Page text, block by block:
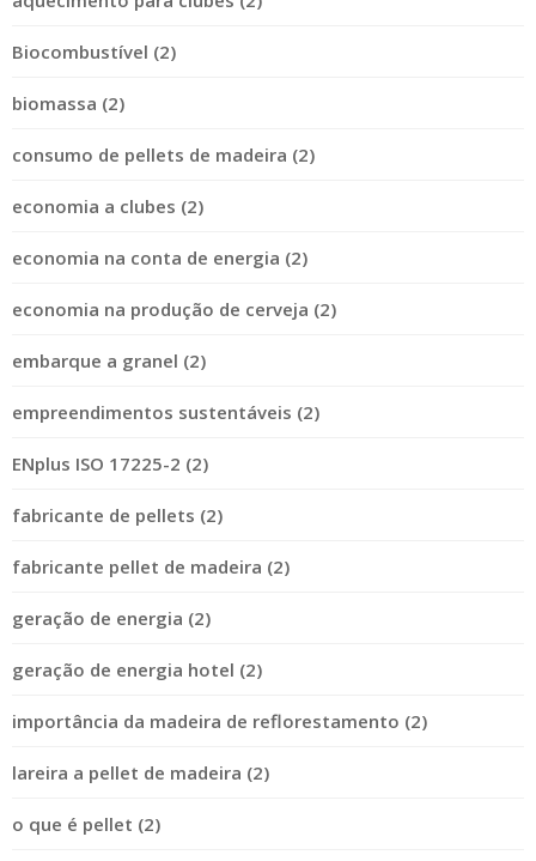
Biocombustível (2)
biomassa (2)
consumo de pellets de madeira (2)
economia a clubes (2)
economia na conta de energia (2)
economia na produção de cerveja (2)
embarque a granel (2)
empreendimentos sustentáveis (2)
ENplus ISO 17225-2 (2)
fabricante de pellets (2)
fabricante pellet de madeira (2)
geração de energia (2)
geração de energia hotel (2)
importância da madeira de reflorestamento (2)
lareira a pellet de madeira (2)
o que é pellet (2)